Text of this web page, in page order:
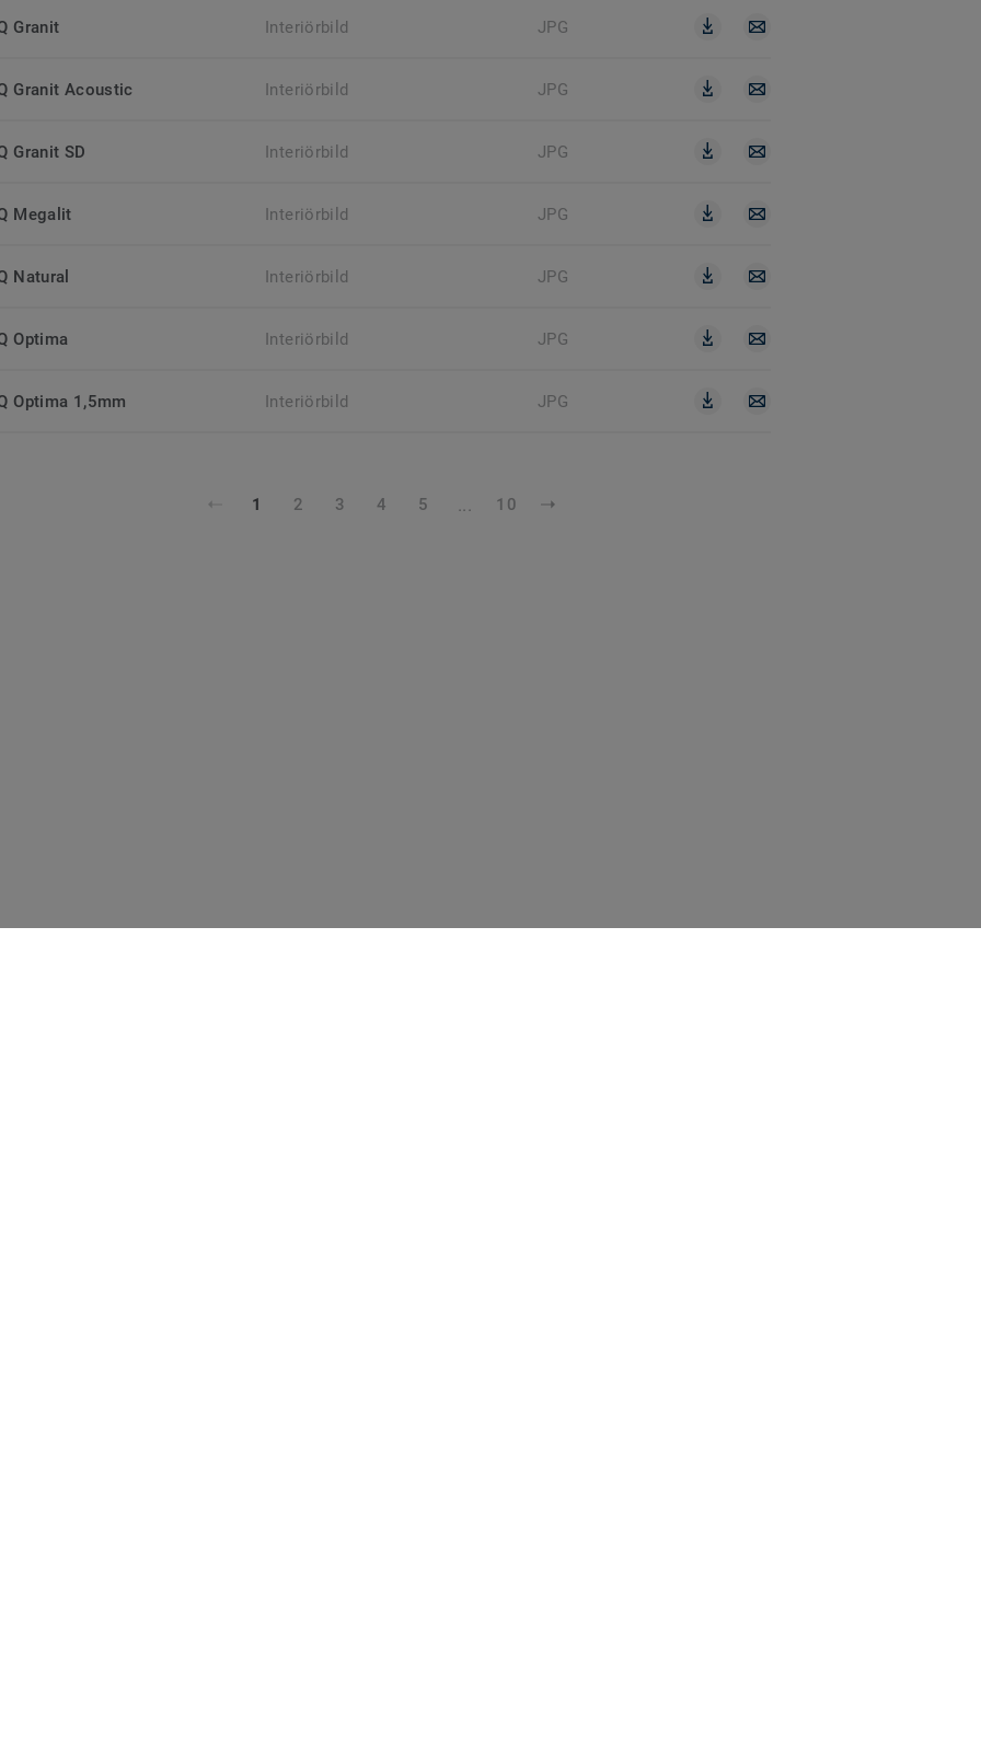
Granit Interiörbild JPG
Granit Acoustic Interiörbild JPG
Granit SD Interiörbild JPG
Megalit Interiörbild JPG
Natural Interiörbild JPG
Optima Interiörbild JPG
Optima 1,5mm Interiörbild JPG
1 2 3 4 5 10